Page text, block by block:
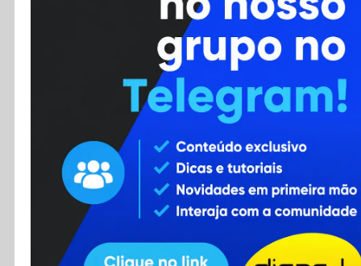
Enviar Dica
Contato
RSS